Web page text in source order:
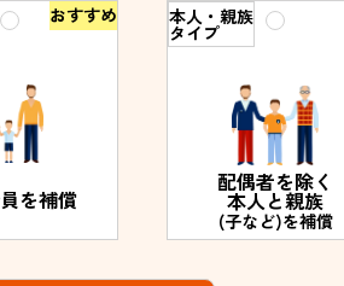
おすすめ
を補償
本人・親族
タイプ
配偶者を除く
本人と親族
(子など)を補償